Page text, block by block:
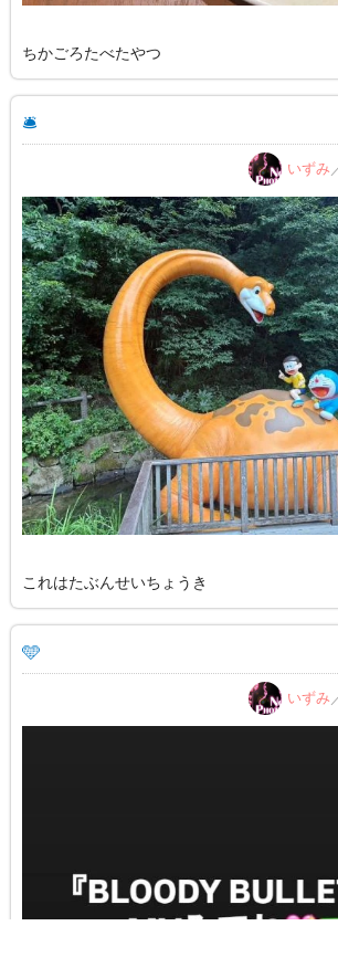
ちかごろたべたやつ
🛎️
いずみ
これはたぶんせいちょうき
🩵
いずみ